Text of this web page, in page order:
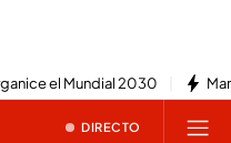
el Mundial 2030
DIRECTO